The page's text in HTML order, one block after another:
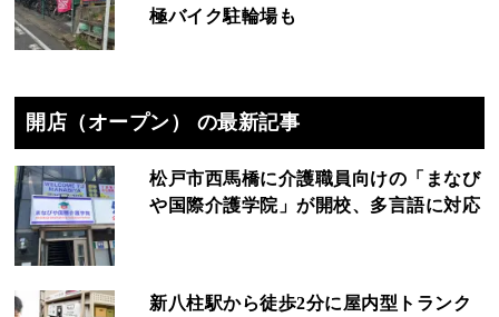
極バイク駐輪場も
開店（オープン） の最新記事
松戸市西馬橋に介護職員向けの「まなび
や国際介護学院」が開校、多言語に対応
新八柱駅から徒歩2分に屋内型トランク